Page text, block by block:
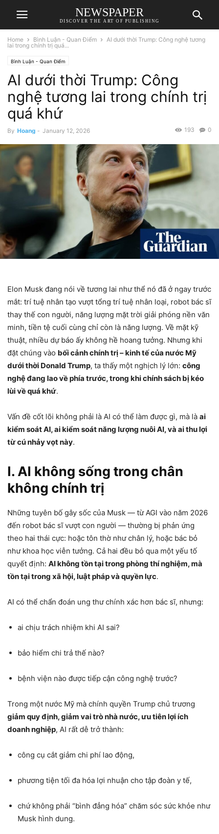
NEWSPAPER
DISCOVER THE ART OF PUBLISHING
Home Bình Luận - Quan Điểm
AI dưới thời Trump: Công nghệ tương
lai trong chính trị quá...
Bình Luận - Quan Điểm
AI dưới thời Trump: Công
nghệ tương lai trong chính trị
quá khứ
By Hoang - January 12, 2026 0
193
Elon Musk đang nói về tương lai như thể nó đã ở ngay trước
mắt: trí tuệ nhân tạo vượt tổng trí tuệ nhân loại, robot bác sĩ
thay thế con người, năng lượng mặt trời giải phóng nền văn
minh, tiền tệ cuối cùng chỉ còn là năng lượng. Về mặt kỹ
thuật, nhiều dự báo ấy không hề hoang tưởng. Nhưng khi
đặt chúng vào bối cảnh chính trị – kinh tế của nước Mỹ
dưới thời Donald Trump, ta thấy một nghịch lý lớn: công
nghệ đang lao về phía trước, trong khi chính sách bị kéo
lùi về quá khứ.
Vấn đề cốt lõi không phải là AI có thể làm được gì, mà là ai
kiểm soát AI, ai kiểm soát năng lượng nuôi AI, và ai thu lợi
từ cú nhảy vọt này.
I. AI không sống trong chân
không chính trị
Những tuyên bố gây sốc của Musk — từ AGI vào năm 2026
đến robot bác sĩ vượt con người — thường bị phản ứng
theo hai thái cực: hoặc tôn thờ như chân lý, hoặc bác bỏ
như khoa học viễn tưởng. Cả hai đều bỏ qua một yếu tố
quyết định: AI không tồn tại trong phòng thí nghiệm, mà
tồn tại trong xã hội, luật pháp và quyền lực.
AI có thể chẩn đoán ung thư chính xác hơn bác sĩ, nhưng:
ai chịu trách nhiệm khi AI sai?
bảo hiểm chi trả thế nào?
bệnh viện nào được tiếp cận công nghệ trước?
Trong một nước Mỹ mà chính quyền Trump chủ trương
giảm quy định, giảm vai trò nhà nước, ưu tiên lợi ích
doanh nghiệp, AI rất dễ trở thành:
công cụ cắt giảm chi phí lao động,
phương tiện tối đa hóa lợi nhuận cho tập đoàn y tế,
chứ không phải “bình đẳng hóa” chăm sóc sức khỏe như
Musk hình dung.